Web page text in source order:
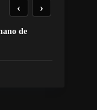
de
‹ ›